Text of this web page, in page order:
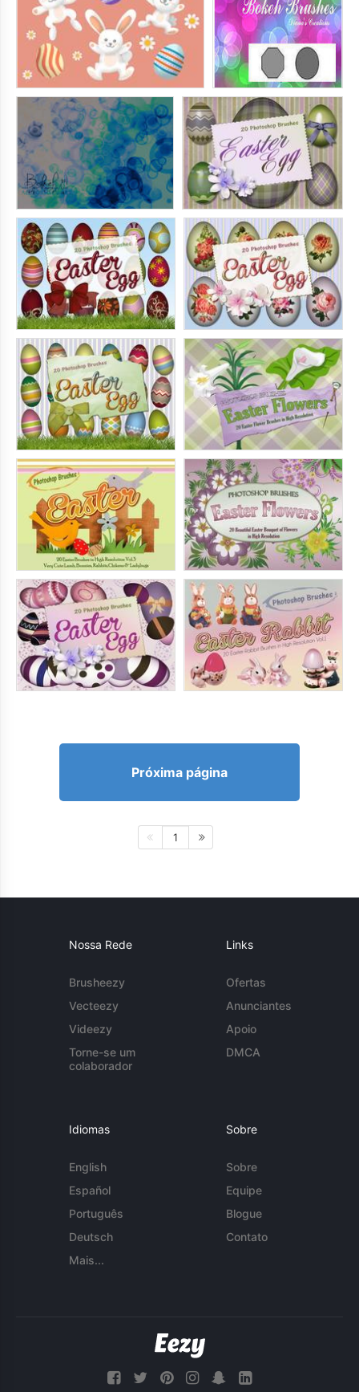
Próxima página
1
Nossa Rede
Brusheezy
Vecteezy
Videezy
Torne-se um
colaborador
Links
Ofertas
Anunciantes
Apoio
DMCA
Idiomas
English
Español
Português
Deutsch
Mais...
Sobre
Sobre
Equipe
Blogue
Contato